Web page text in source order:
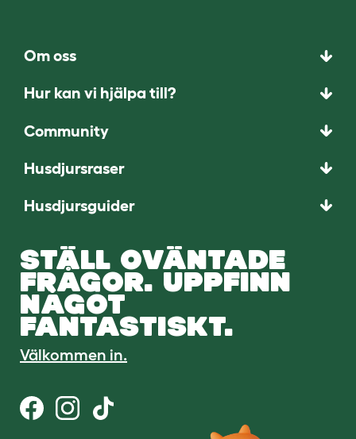
Om oss
Hur kan vi hjälpa till?
Community
Husdjursraser
Husdjursguider
STÄLL OVÄNTADE
FRÅGOR. UPPFINN
NÅGOT
FANTASTISKT.
Välkommen in.